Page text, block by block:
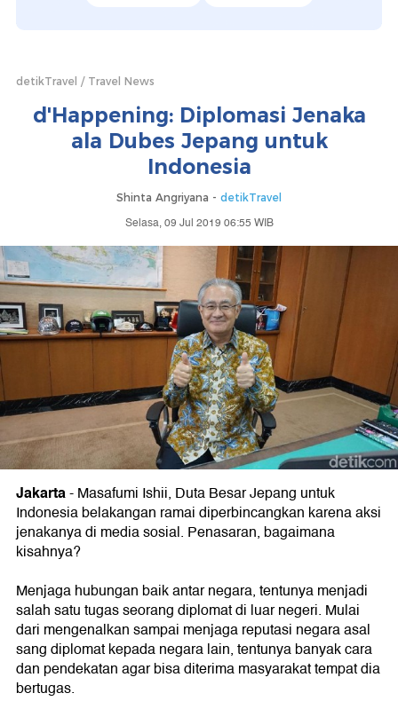
detikTravel Travel News
d'Happening: Diplomasi Jenaka
ala Dubes Jepang untuk
Indonesia
Shinta Angriyana - detikTravel
Selasa, 09 Jul 2019 06:55 WIB
Jakarta- Masafumi Ishii, Duta Besar Jepang untuk
Indonesia belakangan ramai diperbincangkan karena aksi
jenakanya di media sosial. Penasaran, bagaimana
kisahnya?
Menjaga hubungan baik antar negara, tentunya menjadi
salah satu tugas seorang diplomat di luar negeri. Mulai
dari mengenalkan sampai menjaga reputasi negara asal
sang diplomat kepada negara lain, tentunya banyak cara
dan pendekatan agar bisa diterima masyarakat tempat dia
bertugas.